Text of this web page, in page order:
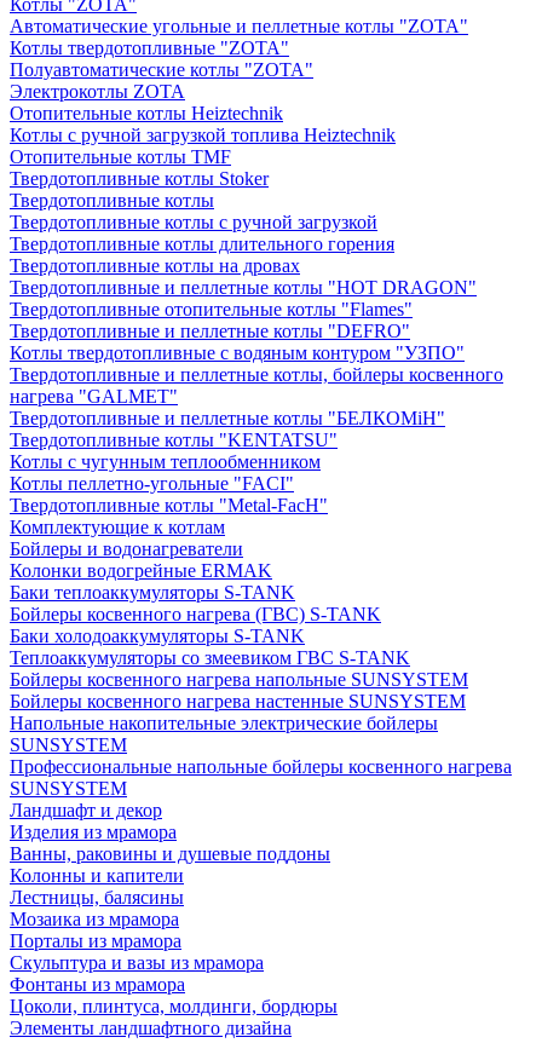
Котлы "ZOTA"
Автоматические угольные и пеллетные котлы "ZOTA"
Котлы твердотопливные "ZOTA"
Полуавтоматические котлы "ZOTA"
Электрокотлы ZOTA
Отопительные котлы Heiztechnik
Котлы с ручной загрузкой топлива Heiztechnik
Отопительные котлы TMF
Твердотопливные котлы Stoker
Твердотопливные котлы
Твердотопливные котлы с ручной загрузкой
Твердотопливные котлы длительного горения
Твердотопливные котлы на дровах
Твердотопливные и пеллетные котлы "HOT DRAGON"
Твердотопливные отопительные котлы "Flames"
Твердотопливные и пеллетные котлы "DEFRO"
Котлы твердотопливные с водяным контуром "УЗПО"
Твердотопливные и пеллетные котлы, бойлеры косвенного
нагрева "GALMET"
Твердотопливные и пеллетные котлы "БЕЛКОМiН"
Твердотопливные котлы "KENTATSU"
Котлы с чугунным теплообменником
Котлы пеллетно-угольные "FACI"
Твердотопливные котлы "Metal-FacH"
Комплектующие к котлам
Бойлеры и водонагреватели
Колонки водогрейные ERMAK
Баки теплоаккумуляторы S-TANK
Бойлеры косвенного нагрева (ГВС) S-TANK
Баки холодоаккумуляторы S-TANK
Теплоаккумуляторы со змеевиком ГВС S-TANK
Бойлеры косвенного нагрева напольные SUNSYSTEM
Бойлеры косвенного нагрева настенные SUNSYSTEM
Напольные накопительные электрические бойлеры
SUNSYSTEM
Профессиональные напольные бойлеры косвенного нагрева
SUNSYSTEM
Ландшафт и декор
Изделия из мрамора
Ванны, раковины и душевые поддоны
Колонны и капители
Лестницы, балясины
Мозаика из мрамора
Порталы из мрамора
Скульптура и вазы из мрамора
Фонтаны из мрамора
Цоколи, плинтуса, молдинги, бордюры
Элементы ландшафтного дизайна